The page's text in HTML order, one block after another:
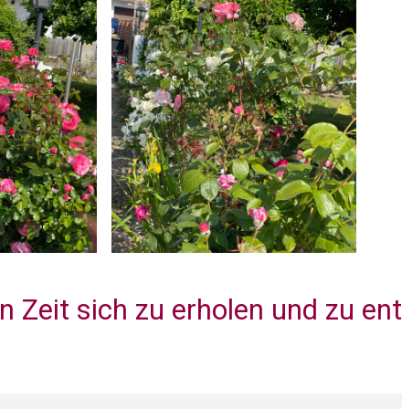
Zeit sich zu erholen und zu